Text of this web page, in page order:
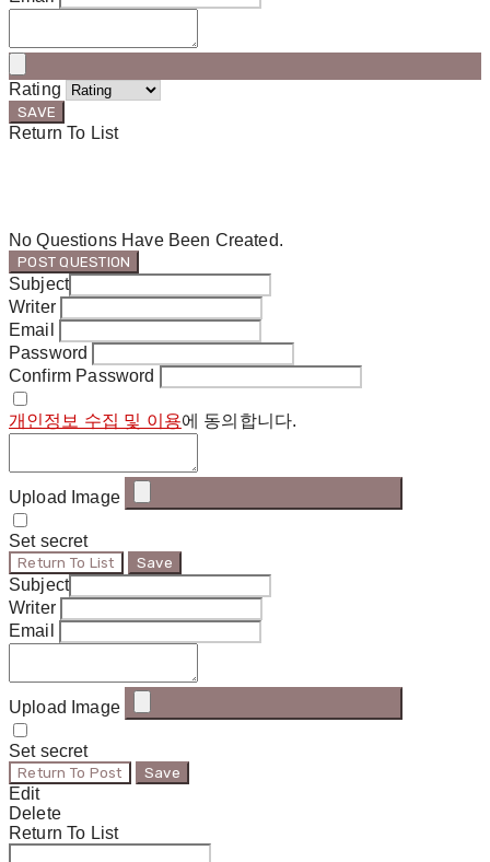
Rating
SAVE
Return To List
No Questions Have Been Created.
POST QUESTION
Subject
Writer
Email
Password
Confirm Password
개인정보 수집 및 이용에 동의합니다.
Upload Image
Set secret
Return To List Save
Subject
Writer
Email
Upload Image
Set secret
Return To Post Save
Edit
Delete
Return To List